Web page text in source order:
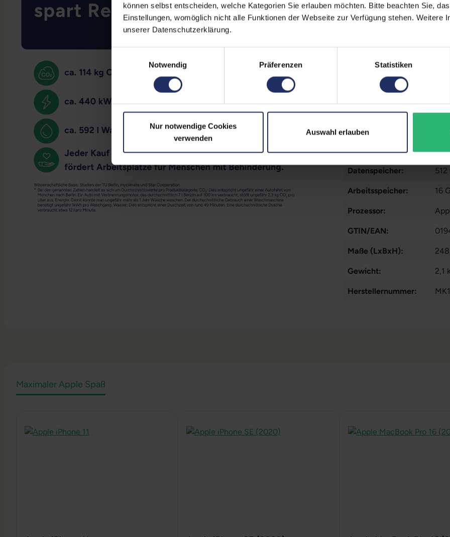
können selbst entscheiden, welche Kategorien Sie erlauben möchten. Bitte beachten Sie,
Einstellungen, womöglich nicht alle Funktionen der Webseite zur Verfügung stehen. Weitere
unserer Datenschutzerklärung.
Notwendig
Präferenzen Statistiken
Nur notwendige Cookies
verwenden
Auswahl erlauben
Displaygröße:
Displayauflösung:
Tastaturlayout:
Onboard-Grafik:
Fingerprintreader: Ja
Zustand:
Partnerprogramm:
Datenspeicher: 512
Arbeitsspeicher: 16
Prozessor:
GTIN/EAN:
Maße (LxBxH):
Gewicht: 2,1
Herstellernummer:
Maximaler Apple Spaß